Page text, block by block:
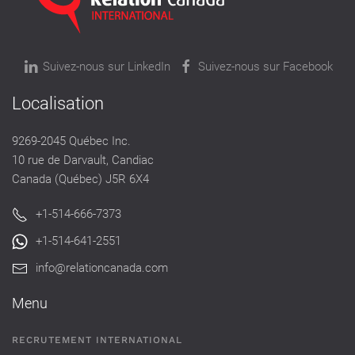
Suivez-nous sur LinkedIn Suivez-nous sur Facebook
Localisation
9269-2045 Québec Inc.
10 rue de Darvault, Candiac
Canada (Québec) J5R 6X4
+1-514-666-7373
+1-514-641-2551
info@relationcanada.com
Menu
RECRUTEMENT INTERNATIONAL